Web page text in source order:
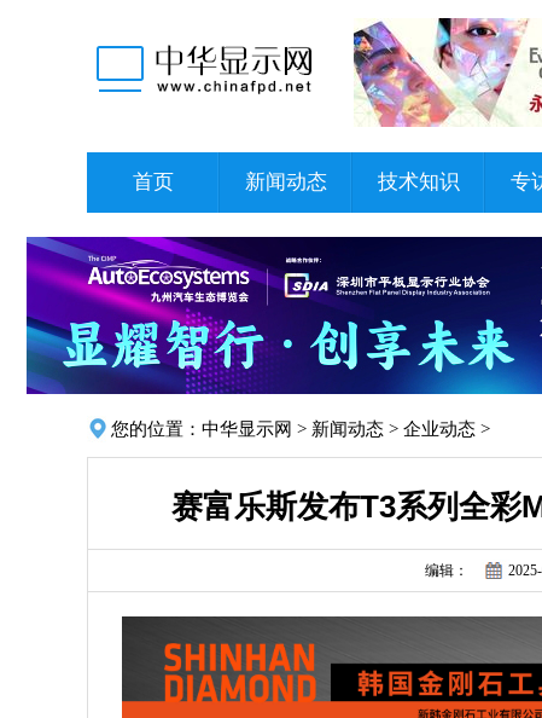
首页 新闻动态 技术知识 专
您的位置： 中华显示网 > 新闻动态 > 企业动态 >
赛富乐斯发布T3系列全彩
编辑：